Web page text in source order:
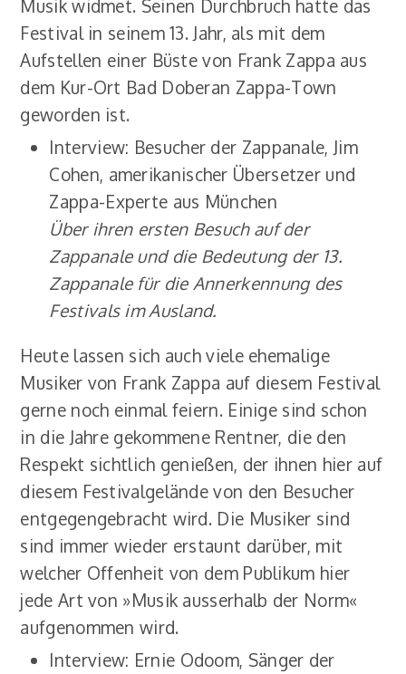
Musik widmet. Seinen Durchbruch hatte das
Festival in seinem 13. Jahr, als mit dem
Aufstellen einer Büste von Frank Zappa aus
dem Kur-Ort Bad Doberan Zappa-Town
geworden ist.
Interview: Besucher der Zappanale, Jim
Cohen, amerikanischer Übersetzer und
Zappa-Experte aus München
Über ihren ersten Besuch auf der
Zappanale und die Bedeutung der 13.
Zappanale für die Annerkennung des
Festivals im Ausland.
Heute lassen sich auch viele ehemalige
Musiker von Frank Zappa auf diesem Festival
gerne noch einmal feiern. Einige sind schon
in die Jahre gekommene Rentner, die den
Respekt sichtlich genießen, der ihnen hier auf
diesem Festivalgelände von den Besucher
entgegengebracht wird. Die Musiker sind
sind immer wieder erstaunt darüber, mit
welcher Offenheit von dem Publikum hier
jede Art von »Musik ausserhalb der Norm«
aufgenommen wird.
Interview: Ernie Odoom, Sänger der